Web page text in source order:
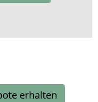
erhalten